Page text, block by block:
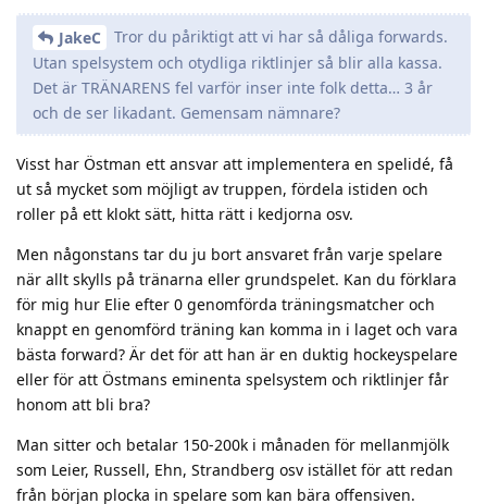
JakeC
Tror du påriktigt att vi har så dåliga forwards.
Utan spelsystem och otydliga riktlinjer så blir alla kassa.
Det är TRÄNARENS fel varför inser inte folk detta… 3 år
och de ser likadant. Gemensam nämnare?
Visst har Östman ett ansvar att implementera en spelidé, få
ut så mycket som möjligt av truppen, fördela istiden och
roller på ett klokt sätt, hitta rätt i kedjorna osv.
Men någonstans tar du ju bort ansvaret från varje spelare
när allt skylls på tränarna eller grundspelet. Kan du förklara
för mig hur Elie efter 0 genomförda träningsmatcher och
knappt en genomförd träning kan komma in i laget och vara
bästa forward? Är det för att han är en duktig hockeyspelare
eller för att Östmans eminenta spelsystem och riktlinjer får
honom att bli bra?
Man sitter och betalar 150-200k i månaden för mellanmjölk
som Leier, Russell, Ehn, Strandberg osv istället för att redan
från början plocka in spelare som kan bära offensiven.